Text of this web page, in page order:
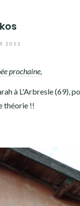
2013
prochaine,
à L'Arbresle (69),
théorie !!